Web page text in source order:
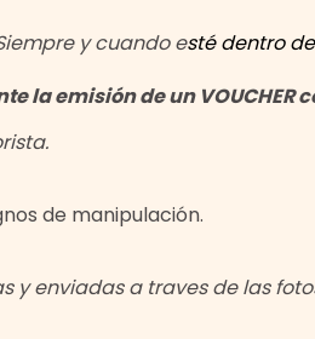
y cuando esté dentro
emisión de un VOUCHER
de manipulación.
enviadas a traves de las